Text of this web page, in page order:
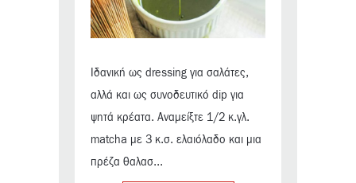
Ιδανική ως dressing για σαλάτες,
αλλά και ως συνοδευτικό dip για
ψητά κρέατα. Αναμείξτε 1/2 κ.γλ.
matcha με 3 κ.σ. ελαιόλαδο και μια
πρέζα θαλασ...